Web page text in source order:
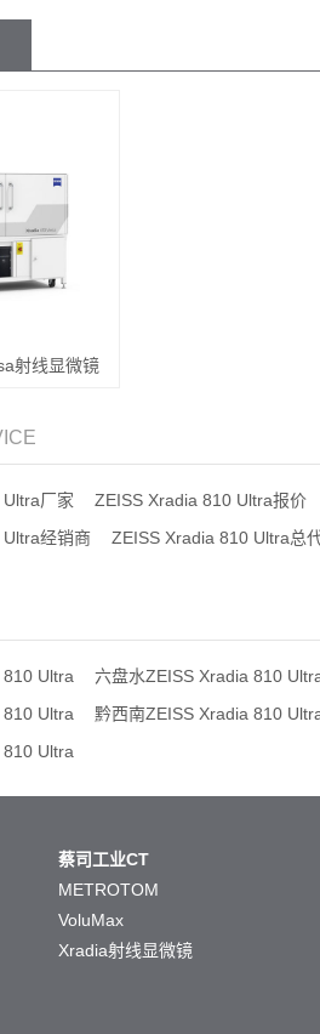
射线显微镜
厂家 ZEISS Xradia 810 Ultra报价
经销商
ZEISS Xradia 810 Ultra总
Ultra 六盘水ZEISS Xradia 810
Ultra
黔西南ZEISS Xradia 810
Ultra
蔡司工业CT
METROTOM
VoluMax
Xradia射线显微镜